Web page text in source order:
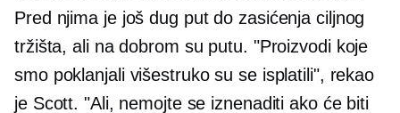
Pred njima je još dug put do zasićenja ciljnog
tržišta, ali na dobrom su putu. "Proizvodi koje
smo poklanjali višestruko su se isplatili", rekao
je Scott. "Ali, nemojte se iznenaditi ako će biti